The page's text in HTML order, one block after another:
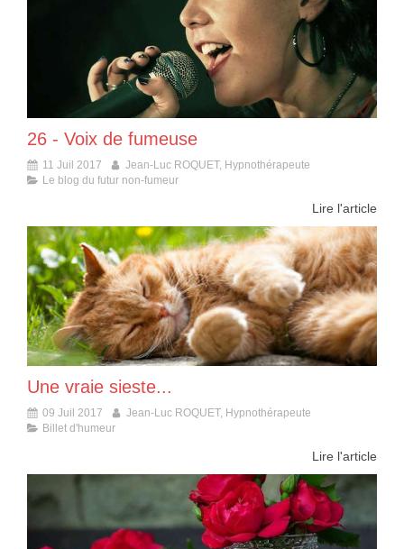
26 - Voix de fumeuse
11 Juil 2017
Jean-Luc ROQUET, Hypnothérapeute
Le blog du futur non-fumeur
Lire l'article
Une vraie sieste...
09 Juil 2017
Jean-Luc ROQUET, Hypnothérapeute
Billet d'humeur
Lire l'article